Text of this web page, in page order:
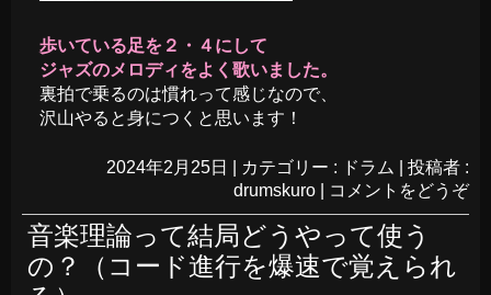
歩いている足を２・４にして
ジャズのメロディをよく歌いました。
裏拍で乗るのは慣れって感じなので、
沢山やると身につくと思います！
2024年2月25日 カテゴリー : ドラム
投稿者 :
drumskuro
コメントをどうぞ
音楽理論って結局どうやって使う
の？（コード進行を爆速で覚えられ